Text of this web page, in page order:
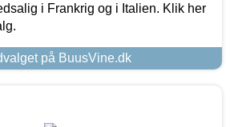
i Frankrig og i Italien. Klik her
på BuusVine.dk